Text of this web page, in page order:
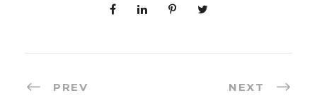
PREV NEXT